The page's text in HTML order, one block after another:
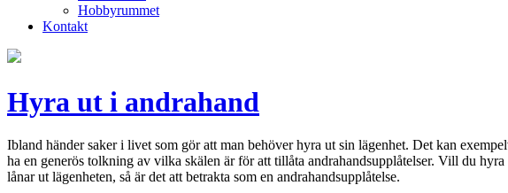
Hobbyrummet
Kontakt
Hyra ut i andrahand
Ibland händer saker i livet som gör att man behöver hyra ut sin lägenhet. Det kan
ha en generös tolkning av vilka skälen är för att tillåta andrahandsupplåtelser. Vill du
lånar ut lägenheten, så är det att betrakta som en andrahandsupplåtelse.